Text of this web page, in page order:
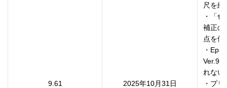
9.61 2025年10月31日
尺を維
・「
補正の
点を修
・
れない
・プ